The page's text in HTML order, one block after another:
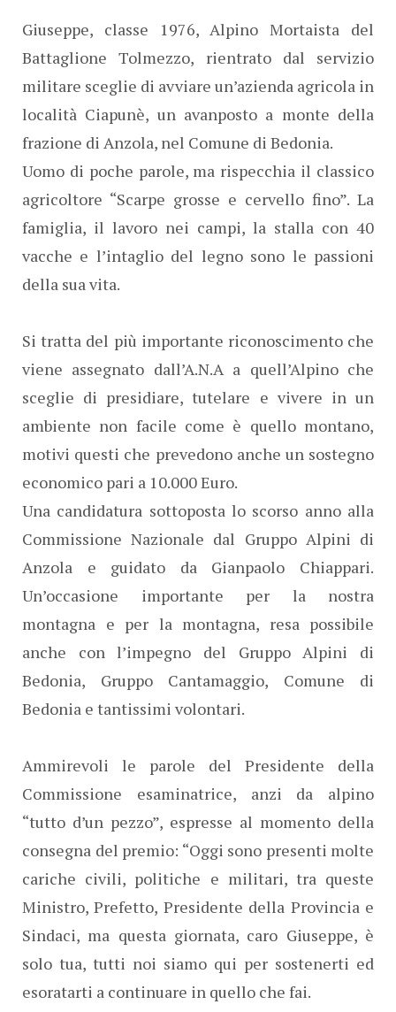
Giuseppe, classe 1976, Alpino Mortaista del
Battaglione Tolmezzo, rientrato dal servizio
militare sceglie di avviare un’azienda agricola in
località Ciapunè, un avanposto a monte della
frazione di Anzola, nel Comune di Bedonia.
Uomo di poche parole, ma rispecchia il classico
agricoltore “Scarpe grosse e cervello fino”. La
famiglia, il lavoro nei campi, la stalla con 40
vacche e l’intaglio del legno sono le passioni
della sua vita.
Si tratta del più importante riconoscimento che
viene assegnato dall’A.N.A a quell’Alpino che
sceglie di presidiare, tutelare e vivere in un
ambiente non facile come è quello montano,
motivi questi che prevedono anche un sostegno
economico pari a 10.000 Euro.
Una candidatura sottoposta lo scorso anno alla
Commissione Nazionale dal Gruppo Alpini di
Anzola e guidato da Gianpaolo Chiappari.
Un’occasione importante per la nostra
montagna e per la montagna, resa possibile
anche con l’impegno del Gruppo Alpini di
Bedonia, Gruppo Cantamaggio, Comune di
Bedonia e tantissimi volontari.
Ammirevoli le parole del Presidente della
Commissione esaminatrice, anzi da alpino
“tutto d’un pezzo”, espresse al momento della
consegna del premio: “Oggi sono presenti molte
cariche civili, politiche e militari, tra queste
Ministro, Prefetto, Presidente della Provincia e
Sindaci, ma questa giornata, caro Giuseppe, è
solo tua, tutti noi siamo qui per sostenerti ed
esoratarti a continuare in quello che fai.